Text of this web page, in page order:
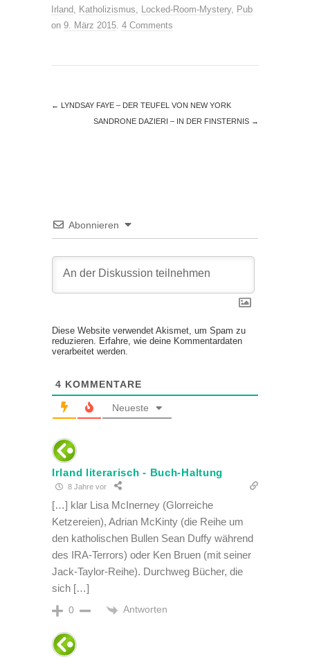
Irland, Katholizismus, Locked-Room-Mystery, Pub
on 9. März 2015. 4 Comments
←
LYNDSAY FAYE – DER TEUFEL VON NEW YORK
SANDRONE DAZIERI – IN DER FINSTERNIS →
Abonnieren
Diese Website verwendet Akismet, um Spam zu
reduzieren. Erfahre, wie deine Kommentardaten
verarbeitet werden.
4 KOMMENTARE
Neueste
Irland literarisch - Buch-Haltung
8 Jahre vor
[…] klar Lisa McInerney (Glorreiche
Ketzereien), Adrian McKinty (die Reihe um
den katholischen Bullen Sean Duffy während
des IRA-Terrors) oder Ken Bruen (mit seiner
Jack-Taylor-Reihe). Durchweg Bücher, die
sich […]
0 Antworten